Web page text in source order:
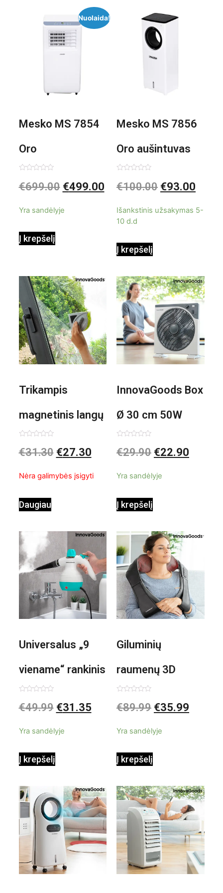
Nuolaida!
Mesko MS 7854
Oro
kondicionierius
0
iš
€699.00 €499.00
Yra sandėlyje
Į krepšelį
Mesko MS 7856
Oro aušintuvas
be ašmenų 3in1
0
iš
€100.00 €93.00
Išankstinis užsakymas 5-
10 d.d
Į krepšelį
Trikampis
magnetinis langų
valiklis Klinmag
0
iš
€31.30 €27.30
Nėra galimybės įsigyti
Daugiau
InnovaGoods Box
Ø 30 cm 50W
Baltai pilkas
0
iš
€29.90 €22.90
Yra sandėlyje
Į krepšelį
Universalus „9
viename“ rankinis
garintuvas su
0,35 L 3 Bar
1000W
0
iš
€49.99 €31.35
Yra sandėlyje
Į krepšelį
Giluminių
raumenų 3D
elektrinis
Shiatsu
0
iš
€89.99 €35.99
Yra sandėlyje
Į krepšelį